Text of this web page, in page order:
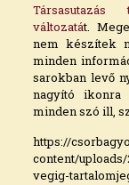
változatát.
nem készítek
minden
sarokban levő
nagyító ikonra
minden szó ill,
https://
content/
vegig-